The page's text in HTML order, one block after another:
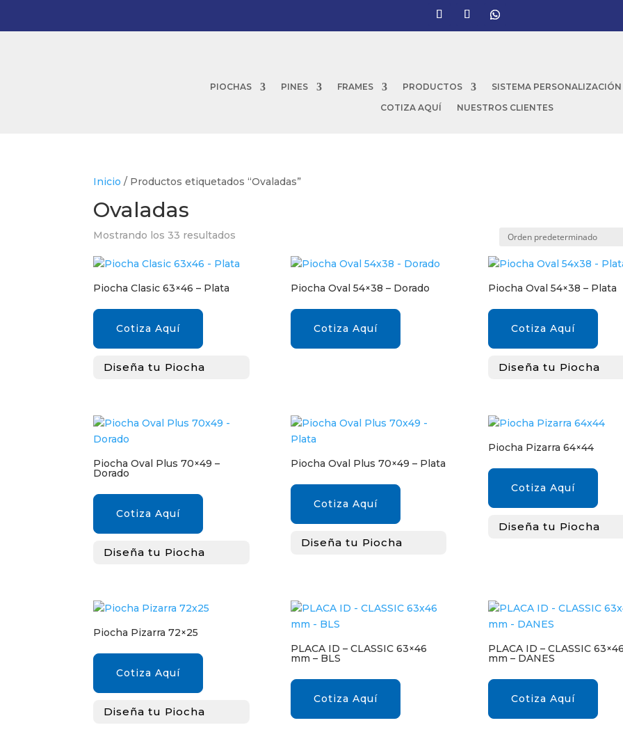
PIOCHAS PINES FRAMES PRODUCTOS
SISTEMA PERSONALIZACIÓN
COTIZA AQUÍ
NUESTROS CLIENTES
Inicio / Productos etiquetados “Ovaladas”
Ovaladas
Mostrando los 33 resultados
Piocha Clasic 63×46 – Plata
Cotiza Aquí
Diseña tu Piocha
Piocha Oval 54×38 – Dorado
Cotiza Aquí
Piocha Oval 54×38 – Plata
Cotiza Aquí
Diseña tu Piocha
Piocha Oval Plus 70×49 –
Dorado
Cotiza Aquí
Diseña tu Piocha
Piocha Oval Plus 70×49 – Plata
Cotiza Aquí
Diseña tu Piocha
Piocha Pizarra 64×44
Cotiza Aquí
Diseña tu Piocha
Piocha Pizarra 72×25
Cotiza Aquí
Diseña tu Piocha
PLACA ID – CLASSIC 63×46
mm – BLS
Cotiza Aquí
PLACA ID – CLASSIC
mm – DANES
Cotiza Aquí